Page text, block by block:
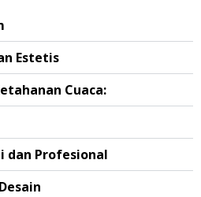
Estetis
Cuaca:
dan Profesional